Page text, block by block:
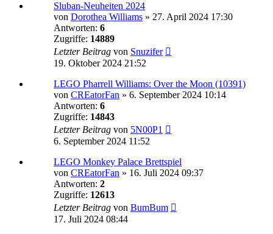
Sluban-Neuheiten 2024
von Dorothea Williams » 27. April 2024 17:30
Antworten: 6
Zugriffe: 14889
Letzter Beitrag von Snuzifer
19. Oktober 2024 21:52
LEGO Pharrell Williams: Over the Moon (10391)
von CREatorFan » 6. September 2024 10:14
Antworten: 6
Zugriffe: 14843
Letzter Beitrag von 5N00P1
6. September 2024 11:52
LEGO Monkey Palace Brettspiel
von CREatorFan » 16. Juli 2024 09:37
Antworten: 2
Zugriffe: 12613
Letzter Beitrag von BumBum
17. Juli 2024 08:44